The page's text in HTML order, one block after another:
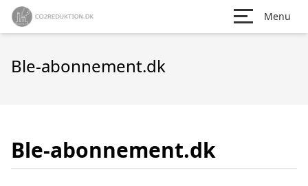
Menu
Ble-abonnement.dk
Ble-abonnement.dk